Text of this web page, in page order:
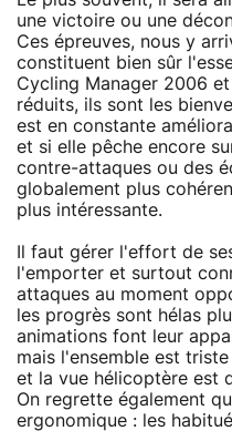
une victoire ou une
Ces épreuves, nous y
constituent bien sûr
Cycling Manager 2006
réduits, ils sont les
est en constante
et si elle pêche encore
contre-attaques ou des
globalement plus
plus intéressante.
Il faut gérer l'effort de
l'emporter et surtout
attaques au moment
les progrès sont hélas
animations font leur
mais l'ensemble est
et la vue hélicoptère est
On regrette également
ergonomique : les